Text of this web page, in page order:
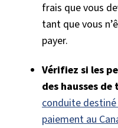
frais que vous
tant que vous
payer.
Vérifiez si les
des hausses de
conduite
paiement au